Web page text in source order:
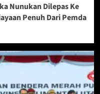
Nunukan Dilepas Ke
Penuh Dari Pemda